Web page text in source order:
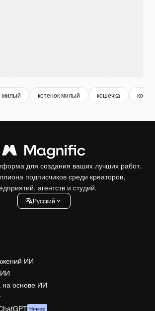
милый котенок милый кошечка кошки
для создания ваших лучших работ.
подписчиков среди креаторов,
агентств и студий.
Pусский
ИИ
на основе ИИ
Новое